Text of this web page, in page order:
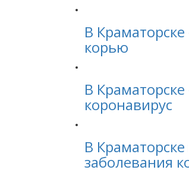
В
корью
В
коронавирус
В
заболевания